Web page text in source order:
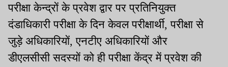
परीक्षा केन्द्रों के प्रवेश द्वार पर प्रतिनियुक्त
दंडाधिकारी परीक्षा के दिन केवल परीक्षार्थी, परीक्षा से
जुड़े अधिकारियों, एनटीए अधिकारियों और
डीएलसीसी सदस्यों को ही परीक्षा केंद्र में प्रवेश की